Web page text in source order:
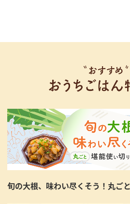
旬の大根、味わい尽くそう！丸ご